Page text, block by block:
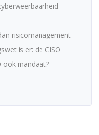
risicomanagement
is er: de CISO
ook mandaat?